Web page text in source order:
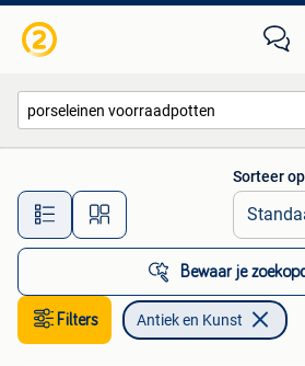
Alle afstanden…
Sorteer op
Bewaar je
Filters Antiek en Kunst